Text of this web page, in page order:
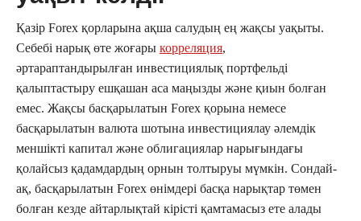
Қазір Forex қорларына ақша салудың ең жақсы уақыты.
Себебі нарық өте жоғары корреляция,
әртараптандырылған инвестициялық портфельді
қалыптастыру ешқашан аса маңызды және қиын болған
емес. Жақсы басқарылатын Forex қорына немесе
басқарылатын валюта шотына инвестициялау әлемдік
меншікті капитал және облигациялар нарығындағы
қолайсыз қадамдардың орнын толтыруы мүмкін. Сондай-
ақ, басқарылатын Forex өнімдері басқа нарықтар төмен
болған кезде айтарлықтай кірісті қамтамасыз ете алады